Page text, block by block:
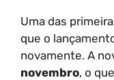
Uma das
que o
novamente. A
novembro, o